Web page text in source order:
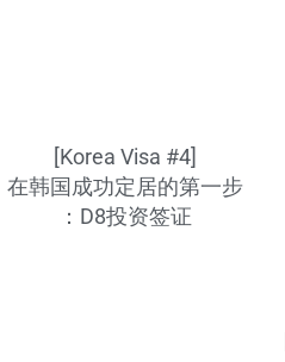
[Korea Visa #4]
在韩国成功定居的第一步
：D8投资签证